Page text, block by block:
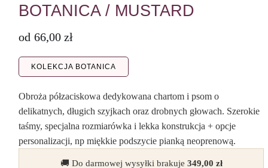
BOTANICA / MUSTARD
od 66,00 zł
KOLEKCJA BOTANICA
Obroża półzaciskowa dedykowana chartom i psom o
delikatnych, długich szyjkach oraz drobnych głowach. Szerokie
taśmy, specjalna rozmiarówka i lekka konstrukcja + opcje
personalizacji, np miękkie podszycie pianką neoprenową.
🚚 Do darmowej wysyłki brakuje 349,00 zł